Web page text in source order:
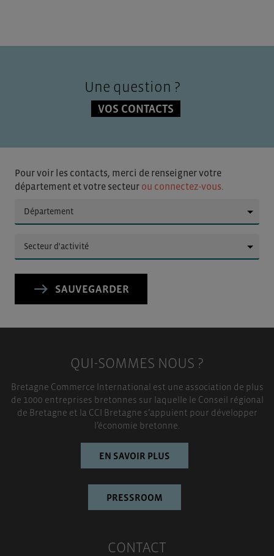
Une question ?
VOS CONTACTS
Pour voir les contacts, merci de renseigner votre
département et votre secteur ou connectez-vous.
SAUVEGARDER
QUI-SOMMES NOUS ?
Bretagne Commerce International est une association de plus
de 1000 entreprises bretonnes sur laquelle le Conseil régional
de Bretagne et la CCI Bretagne s’appuient pour développer
l’économie bretonne.
EN SAVOIR PLUS
PRESSROOM
CONTACT